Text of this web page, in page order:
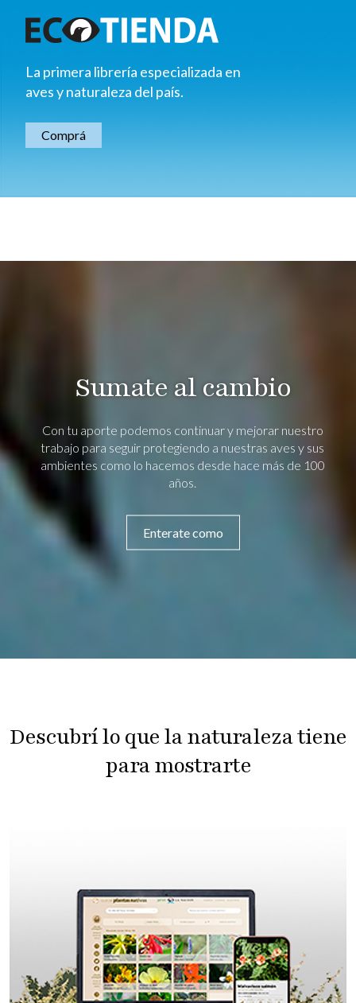
La primera librería especializada en
aves y naturaleza del país.
Comprá
Sumate al cambio
Con tu aporte podemos continuar y mejorar nuestro
trabajo para seguir protegiendo a nuestras aves y sus
ambientes como lo hacemos desde hace más de 100
años.
Enterate como
Descubrí lo que la naturaleza tiene
para mostrarte